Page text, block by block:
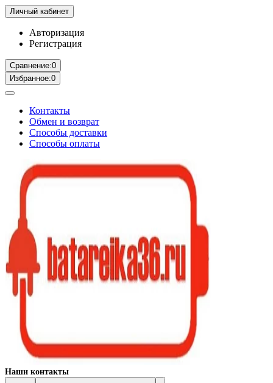
Личный кабинет
Авторизация
Регистрация
Сравнение:0
Избранное:0
Контакты
Обмен и возврат
Способы доставки
Способы оплаты
Наши контакты